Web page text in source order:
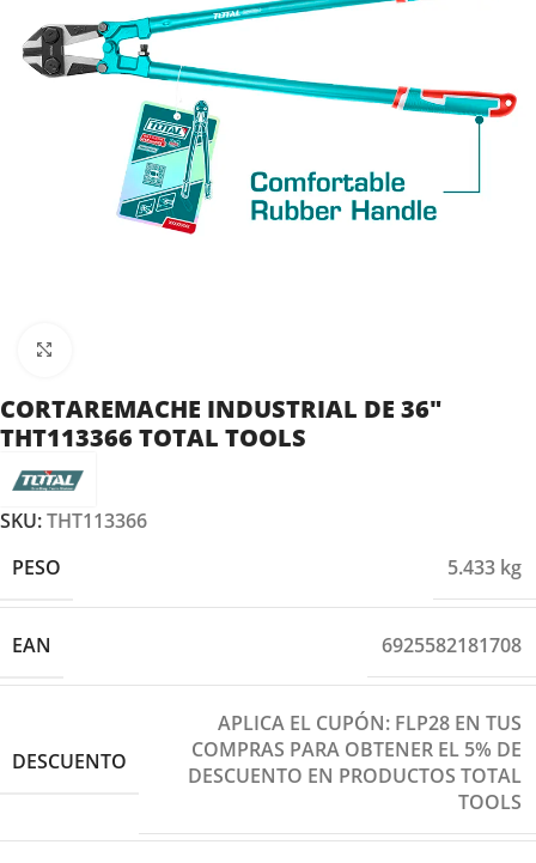
CORTAREMACHE INDUSTRIAL DE 36″
THT113366 TOTAL TOOLS
SKU:THT113366
PESO
5.433 kg
EAN 6925582181708
DESCUENTO
APLICA EL CUPÓN: FLP28 EN TUS
COMPRAS PARA OBTENER EL 5% DE
DESCUENTO EN PRODUCTOS TOTAL
TOOLS